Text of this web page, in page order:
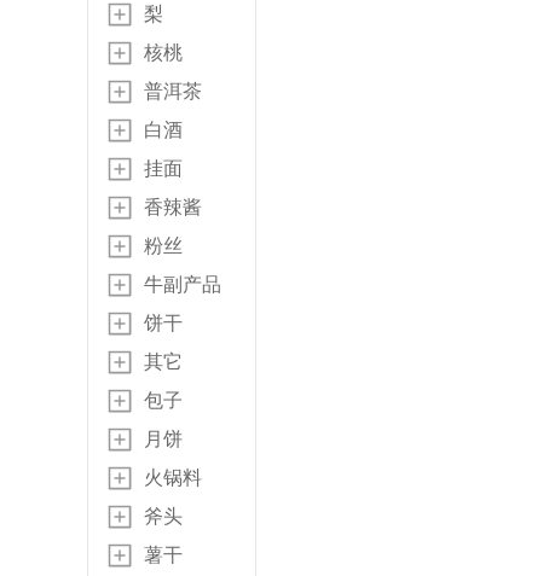
梨
核桃
普洱茶
白酒
挂面
香辣酱
粉丝
牛副产品
饼干
其它
包子
月饼
火锅料
斧头
薯干